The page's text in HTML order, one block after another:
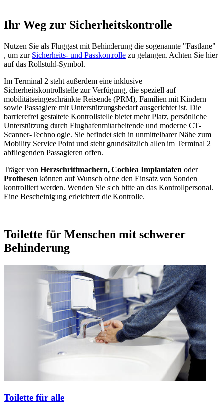
Ihr Weg zur Sicherheitskontrolle
Nutzen Sie als Fluggast mit Behinderung die sogenannte "Fastlane"
, um zur Sicherheits- und Passkontrolle zu gelangen. Achten Sie hier
auf das Rollstuhl-Symbol.
Im Terminal 2 steht außerdem eine inklusive
Sicherheitskontrollstelle zur Verfügung, die speziell auf
mobilitätseingeschränkte Reisende (PRM), Familien mit Kindern
sowie Passagiere mit Unterstützungsbedarf ausgerichtet ist. Die
barrierefrei gestaltete Kontrollstelle bietet mehr Platz, persönliche
Unterstützung durch Flughafenmitarbeitende und moderne CT-
Scanner-Technologie. Sie befindet sich in unmittelbarer Nähe zum
Mobility Service Point und steht grundsätzlich allen im Terminal 2
abfliegenden Passagieren offen.
Träger von Herzschrittmachern, Cochlea Implantaten oder
Prothesen können auf Wunsch ohne den Einsatz von Sonden
kontrolliert werden. Wenden Sie sich bitte an das Kontrollpersonal.
Eine Bescheinigung erleichtert die Kontrolle.
Toilette für Menschen mit schwerer
Behinderung
Toilette für alle